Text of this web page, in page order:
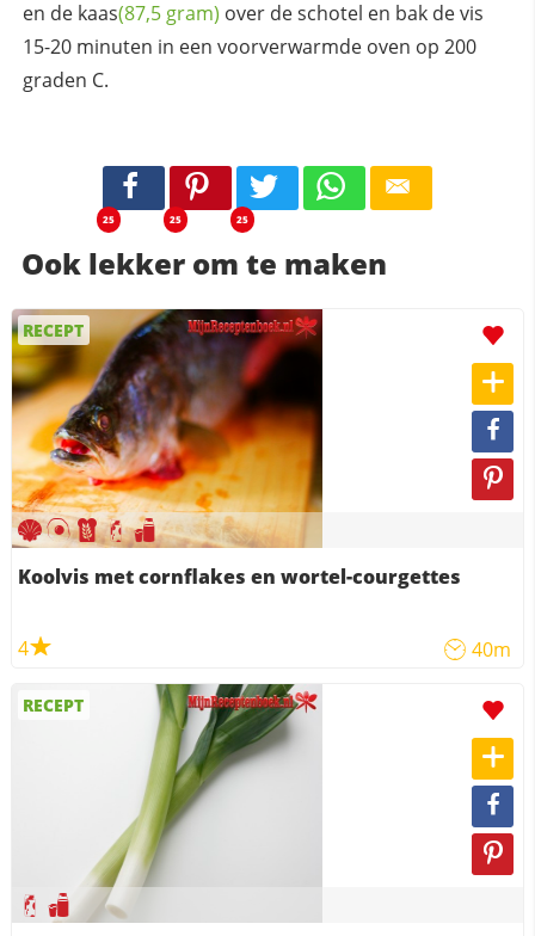
en de kaas(87,5 gram) over de schotel en bak de vis
15-20 minuten in een voorverwarmde oven op 200
graden C.
25 25 25
Ook lekker om te maken
RECEPT
Koolvis met cornflakes en wortel-courgettes
4 40m
RECEPT